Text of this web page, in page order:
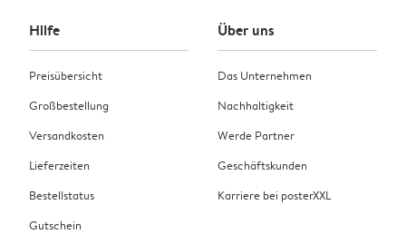
Hilfe
Preisübersicht
Großbestellung
Versandkosten
Lieferzeiten
Bestellstatus
Gutschein
Über uns
Das Unternehmen
Nachhaltigkeit
Werde Partner
Geschäftskunden
Karriere bei posterXXL